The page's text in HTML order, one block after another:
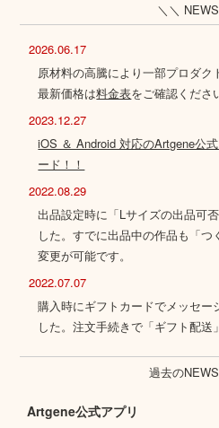
＼＼
2026.06.17
原材料の高騰により一部プロダク
最新価格は料金表をご確認くださ
2023.12.27
iOS ＆ Android 対応のArtgene公
ード！！
2022.08.29
出品設定時に「Lサイズの出品可
した。すでに出品中の作品も「
変更が可能です。
2022.07.07
購入時にギフトカードでメッセー
した。注文手続きで「ギフト配送
過去の
Artgene公式アプリ